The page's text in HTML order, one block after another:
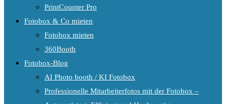
PrintCounter Pro
Fotobox & Co mieten
Fotobox mieten
360Booth
Fotobox-Blog
AI Photo booth / KI Fotobox
Professionelle Mitarbeiterfotos mit der Fotobox –